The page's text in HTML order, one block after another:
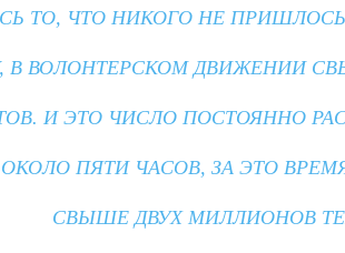
ТО, ЧТО НИКОГО НЕ ПРИШЛОСЬ
В ВОЛОНТЕРСКОМ ДВИЖЕНИИ
И ЭТО ЧИСЛО ПОСТОЯННО
ПЯТИ ЧАСОВ, ЗА ЭТО
СВЫШЕ ДВУХ МИЛЛИОНОВ